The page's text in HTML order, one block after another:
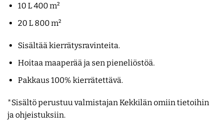
10 L 400 m²
20 L 800 m²
Sisältää kierrätysravinteita.
Hoitaa maaperää ja sen pieneliöstöä.
Pakkaus 100% kierrätettävä.
*Sisältö perustuu valmistajan Kekkilän omiin tietoihin
ja ohjeistuksiin.